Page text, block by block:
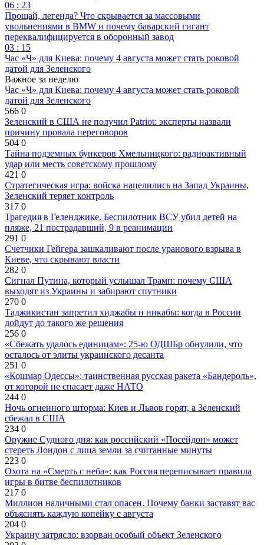
06 : 23
Прощай, легенда? Что скрывается за массовыми
увольнениями в BMW и почему баварский гигант
переквалифицируется в оборонный завод
03 : 15
Час «Ч» для Киева: почему 4 августа может стать роковой
датой для Зеленского
Важное за неделю
Час «Ч» для Киева: почему 4 августа может стать роковой
датой для Зеленского
566 0
Зеленский в США не получил Patriot: эксперты назвали
причину провала переговоров
504 0
Тайна подземных бункеров Хмельницкого: радиоактивный
удар или месть советскому прошлому
421 0
Стратегическая игра: войска нацелились на Запад Украины,
Зеленский теряет контроль
317 0
Трагедия в Геленджике. Беспилотник ВСУ убил детей на
пляже, 21 пострадавший, 9 в реанимации
291 0
Счетчики Гейгера зашкаливают после уранового взрыва в
Киеве, что скрывают власти
282 0
Сигнал Путина, который услышал Трамп: почему США
выходят из Украины и забирают спутники
270 0
Таджикистан запретил хиджабы и никабы: когда в России
дойдут до такого же решения
256 0
«Сбежать удалось единицам»: 25-ю ОДШБр обнулили, что
осталось от элиты украинского десанта
251 0
«Кошмар Одессы»: таинственная русская ракета «Бандероль»,
от которой не спасает даже НАТО
244 0
Ночь огненного шторма: Киев и Львов горят, а Зеленский
сбежал в США
234 0
Оружие Судного дня: как российский «Посейдон» может
стереть Лондон с лица земли за считанные минуты
223 0
Охота на «Смерть с неба»: как Россия переписывает правила
игры в битве беспилотников
217 0
Миллион наличными стал опасен. Почему банки заставят вас
объяснять каждую копейку с августа
204 0
Украину затрясло: взорван особый объект Зеленского